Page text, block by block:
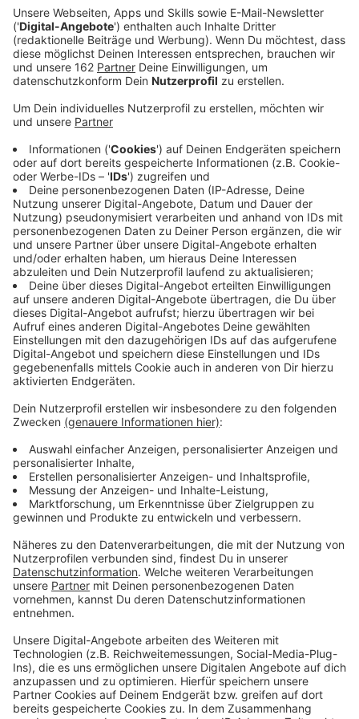
einen schweren Unfall gegeben. Ein Linienbus war
mit einem Auto zusammengestoßen - dieses
wurde gegen einen Trecker geschleudert.
Veröffentlicht:Sonntag, 29.03.2020 12:47
Anzeige
Bei einem Unfall in Issum sind am Samstagmorgen
zwei Menschen schwer verletzt worden. Ein 52-
Jähriger fuhr mit seinem Auto hinter einem Linienbus
und einem Trecker auf der Sevelener Straße. Der
Mann wollte beide Fahrzeuge überholen. Als er sich in
Höhe der Vorderachse des Busses befand, scherte
auch der 66-jährige Busfahrer aus Moers auf die
Gegenspur aus, um den Trecker zu überholen. Auto und
Bus krachten zusammen - wodurch das Auto gegen
den Trecker geschleudert wurde und anschließend auf
der Seite liegen blieb.
Menschen im Auto werden schwer verletzt
Anzeige
Der 52-jährige Autofahrer und seine ebenfalls 52-
jährige Beifahrerin wurden bei dem Unfall schwer
verletzt. Sie kamen in ein Krankenhaus. Für den
Zeitraum der Unfallaufnahme wurde die Fahrbahn
komplett gesperrt, das Auto musste abgeschleppt
werden. Im Linienbus waren zum Unfall-Zeitpunkt
keine Fahrgäste. Der Gesamtschaden wird von der
Polizei auf etwa 42.000 Euro geschätzt.
Anzeige